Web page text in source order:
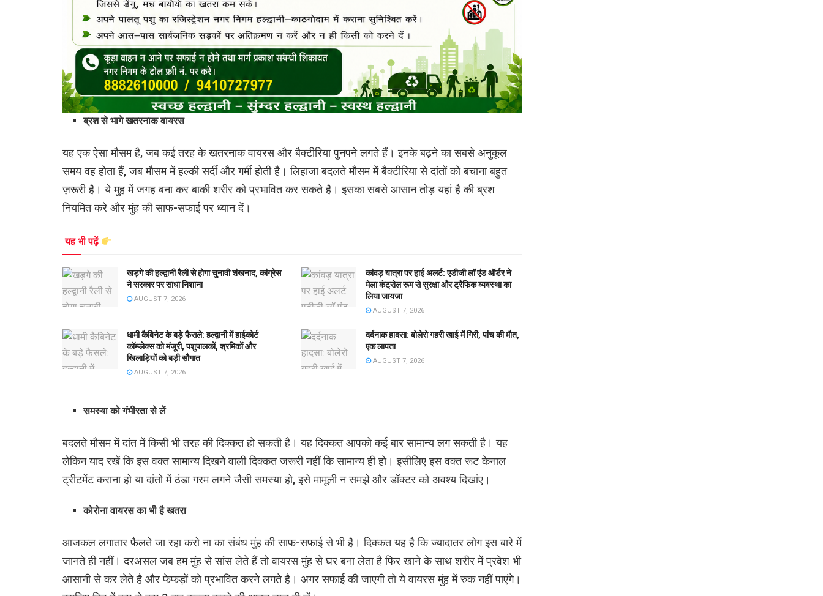
ब्रश से भागे खतरनाक वायरस
यह एक ऐसा मौसम है, जब कई तरह के खतरनाक वायरस और बैक्टीरिया पुनपने लगते हैं। इनके बढ़ने का सबसे अनुकूल
समय वह होता हैं, जब मौसम में हल्की सर्दी और गर्मी होती है। लिहाजा बदलते मौसम में बैक्टीरिया से दांतों को बचाना बहुत
ज़रूरी है। ये मुह में जगह बना कर बाकी शरीर को प्रभावित कर सकते है। इसका सबसे आसान तोड़ यहां है की ब्रश
नियमित करे और मुंह की साफ-सफाई पर ध्यान दें।
यह भी पढ़ें
खड़गे की हल्द्वानी रैली से होगा चुनावी शंखनाद, कांग्रेस
ने सरकार पर साधा निशाना
AUGUST 7, 2026
कांवड़ यात्रा पर हाई अलर्ट: एडीजी लॉ एंड ऑर्डर ने
मेला कंट्रोल रूम से सुरक्षा और ट्रैफिक व्यवस्था का
लिया जायजा
AUGUST 7, 2026
धामी कैबिनेट के बड़े फैसले: हल्द्वानी में हाईकोर्ट
कॉम्प्लेक्स को मंजूरी, पशुपालकों, श्रमिकों और
खिलाड़ियों को बड़ी सौगात
AUGUST 7, 2026
दर्दनाक हादसा: बोलेरो गहरी खाई में गिरी, पांच की मौत,
एक लापता
AUGUST 7, 2026
समस्या को गंभीरता से लें
बदलते मौसम में दांत में किसी भी तरह की दिक्कत हो सकती है। यह दिक्कत आपको कई बार सामान्य लग सकती है। यह
लेकिन याद रखें कि इस वक्त सामान्य दिखने वाली दिक्कत जरूरी नहीं कि सामान्य ही हो। इसीलिए इस वक्त रूट केनाल
ट्रीटमेंट कराना हो या दांतो में ठंडा गरम लगने जैसी समस्या हो, इसे मामूली न समझे और डॉक्टर को अवश्य दिखांए।
कोरोना वायरस का भी है खतरा
आजकल लगातार फैलते जा रहा करो ना का संबंध मुंह की साफ-सफाई से भी है। दिक्कत यह है कि ज्यादातर लोग इस बारे में
जानते ही नहीं। दरअसल जब हम मुंह से सांस लेते हैं तो वायरस मुंह से घर बना लेता है फिर खाने के साथ शरीर में प्रवेश भी
आसानी से कर लेते है और फेफड़ों को प्रभावित करने लगते है। अगर सफाई की जाएगी तो ये वायरस मुंह में रुक नहीं पाएंगे।